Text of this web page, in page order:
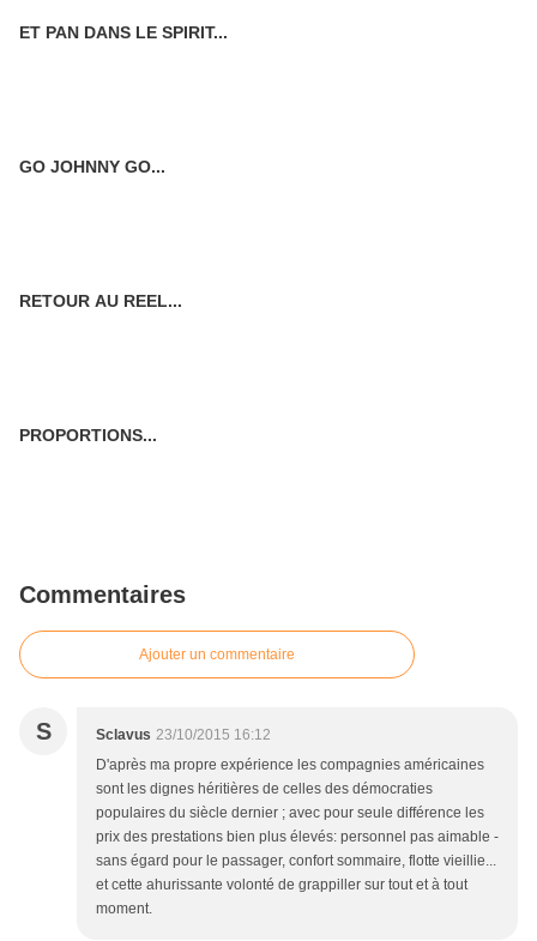
ET PAN DANS LE SPIRIT...
GO JOHNNY GO...
RETOUR AU REEL...
PROPORTIONS...
Commentaires
Ajouter un commentaire
S Sclavus 23/10/2015 16:12
D'après ma propre expérience les compagnies américaines
sont les dignes héritières de celles des démocraties
populaires du siècle dernier ; avec pour seule différence les
prix des prestations bien plus élevés: personnel pas aimable -
sans égard pour le passager, confort sommaire, flotte vieillie...
et cette ahurissante volonté de grappiller sur tout et à tout
moment.